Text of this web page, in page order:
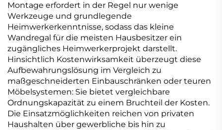
Montage erfordert in der Regel nur wenige
Werkzeuge und grundlegende
Heimwerkerkenntnisse, sodass das kleine
Wandregal für die meisten Hausbesitzer ein
zugängliches Heimwerkerprojekt darstellt.
Hinsichtlich Kostenwirksamkeit überzeugt diese
Aufbewahrungslösung im Vergleich zu
maßgeschneiderten Einbauschränken oder teuren
Möbelsystemen: Sie bietet vergleichbare
Ordnungskapazität zu einem Bruchteil der Kosten.
Die Einsatzmöglichkeiten reichen von privaten
Haushalten über gewerbliche bis hin zu